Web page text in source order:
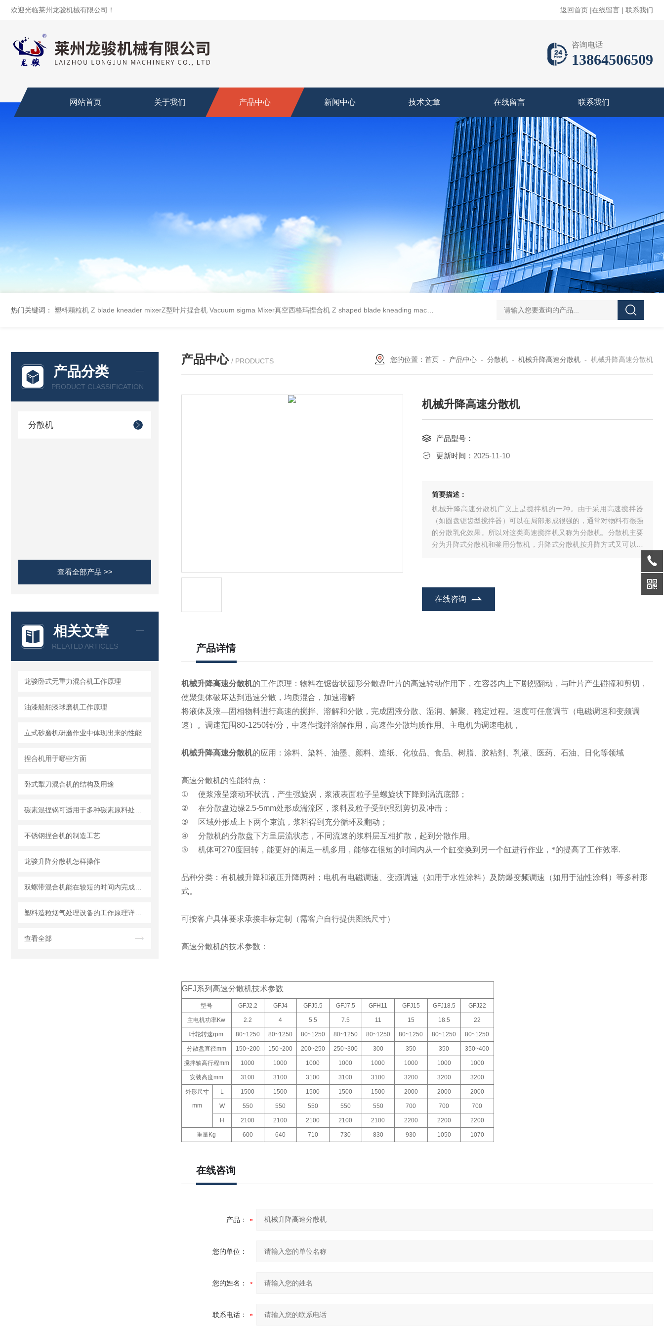
欢迎光临莱州龙骏机械有限公司！ 返回首页 |在线留言 | 联系我们
咨询电话
13864506509
网站首页 关于我们 产品中心 新闻中心 技术文章 在线留言 联系我们
热门关键词： 塑料颗粒机 Z blade kneader mixerZ型叶片捏合机 Vacuum sigma Mixer真空西格玛捏合机 Z shaped blade kneading machineZ型捏合机 Z shaped blade sigma mixerZ型捏合机 Vacuum Kneader真
产品分类
PRODUCT CLASSIFICATION
分散机
查看全部产品 >>
相关文章
RELATED ARTICLES
龙骏卧式无重力混合机工作原理
油漆船舶漆球磨机工作原理
立式砂磨机研磨作业中体现出来的性能
捏合机用于哪些方面
卧式犁刀混合机的结构及用途
不锈钢捏合机的制造工艺
龙骏升降分散机怎样操作
查看全部
产品中心 / PRODUCTS 您的位置： 首页 - 产品中心 - 分散机 - 机械升降高速分散机 - 机械升降高速分散机
机械升降高速分散机
产品型号：
更新时间： 2025-11-10
简要描述：
机械升降高速分散机广义上是搅拌机的一种。由于采用高速搅拌器
（如圆盘锯齿型搅拌器）可以在局部形成很强的，通常对物料有很强
的分散乳化效果。所以对这类高速搅拌机又称为分散机。分散机主要
分为升降式分散机和釜用分散机，升降式分散机按升降方式又可以分
在线咨询
产品详情
机械升降高速分散机的工作原理：物料在锯齿状圆形分散盘叶片的高速转动作用下，在容器内上下剧烈翻动，与叶片产生碰撞和剪切，
使聚集体破坏达到迅速分散，均质混合，加速溶解
将液体及液—固相物料进行高速的搅拌、溶解和分散，完成固液分散、湿润、解聚、稳定过程。速度可任意调节（电磁调速和变频调
速）。调速范围80-1250转/分，中速作搅拌溶解作用，高速作分散均质作用。主电机为调速电机，
机械升降高速分散机的应用：涂料、染料、油墨、颜料、造纸、化妆品、食品、树脂、胶粘剂、乳液、医药、石油、日化等领域
高速分散机的性能特点：
① 使浆液呈滚动环状流，产生强旋涡，浆液表面粒子呈螺旋状下降到涡流底部；
② 在分散盘边缘2.5-5mm处形成湍流区，浆料及粒子受到强烈剪切及冲击；
③
区域外形成上下两个束流，浆料得到充分循环及翻动；
④ 分散机的分散盘下方呈层流状态，不同流速的浆料层互相扩散，起到分散作用。
⑤ 机体可270度回转，能更好的满足一机多用，能够在很短的时间内从一个缸变换到另一个缸进行作业，*的提高了工作效率.
品种分类：有机械升降和液压升降两种；电机有电磁调速、变频调速（如用于水性涂料）及防爆变频调速（如用于油性涂料）等多种形
式。
可按客户具体要求承接非标定制（需客户自行提供图纸尺寸）
高速分散机的技术参数：
GFJ系列高速分散机技术参数
型号 GFJ2.2 GFJ4 GFJ5.5 GFJ7.5 GFH11 GFJ15 GFJ18.5 GFJ22
主电机功率Kw 2.2 4 5.5 7.5 11 15 18.5 22
叶轮转速rpm 80~1250 80~1250 80~1250 80~1250 80~1250 80~1250 80~1250 80~1250
分散盘直径mm 150~200 150~200 200~250 250~300 300 350 350 350~400
搅拌轴高行程mm 1000 1000 1000 1000 1000 1000 1000 1000
安装高度mm 3100 3100 3100 3100 3100 3200 3200 3200
外形尺寸
mm
L 1500 1500 1500 1500 1500 2000 2000 2000
W 550 550 550 550 550 700 700 700
H 2100 2100 2100 2100 2100 2200 2200 2200
重量Kg 600 640 710 730 830 930 1050 1070
在线咨询
产品：
您的单位：
您的姓名：
联系电话：